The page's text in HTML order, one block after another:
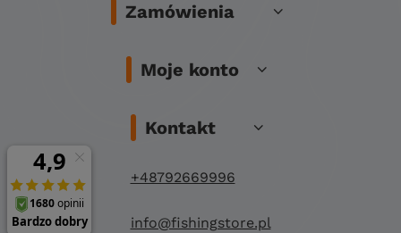
Zamówienia
Moje konto
Kontakt
+48792669996
info@fishingstore.pl